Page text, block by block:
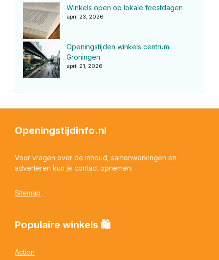
Winkels open op lokale feestdagen
april 23, 2026
Openingstijden winkels centrum
Groningen
april 21, 2026
Openingstijdinfo.nl
Voor vragen over de inhoud, samenwerkingen en
adverteren kun je contact opnemen.
Sitemap
Populaire winkels 🛍
Action